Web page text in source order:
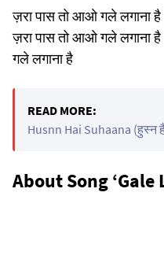
ज़रा पास तो आओ गले लगाना है
ज़रा पास तो आओ गले लगाना है
गले लगाना है
READ MORE:
Husnn Hai Suhaana (हुस्न
About Song ‘Gale